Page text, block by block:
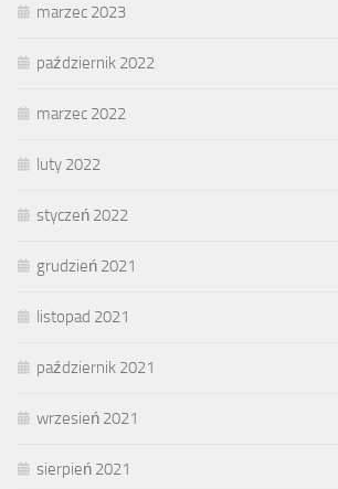
marzec 2023
październik 2022
marzec 2022
luty 2022
styczeń 2022
grudzień 2021
listopad 2021
październik 2021
wrzesień 2021
sierpień 2021